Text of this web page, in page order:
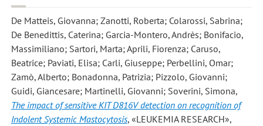
De Matteis, Giovanna; Zanotti, Roberta; Colarossi, Sabrina;
De Benedittis, Caterina; Garcia-Montero, Andrès; Bonifacio,
Massimiliano; Sartori, Marta; Aprili, Fiorenza; Caruso,
Beatrice; Paviati, Elisa; Carli, Giuseppe; Perbellini, Omar;
Zamò, Alberto; Bonadonna, Patrizia; Pizzolo, Giovanni;
Guidi, Giancesare; Martinelli, Giovanni; Soverini, Simona,
The impact of sensitive KIT D816V detection on recognition of
Indolent Systemic Mastocytosis, «LEUKEMIA RESEARCH»,